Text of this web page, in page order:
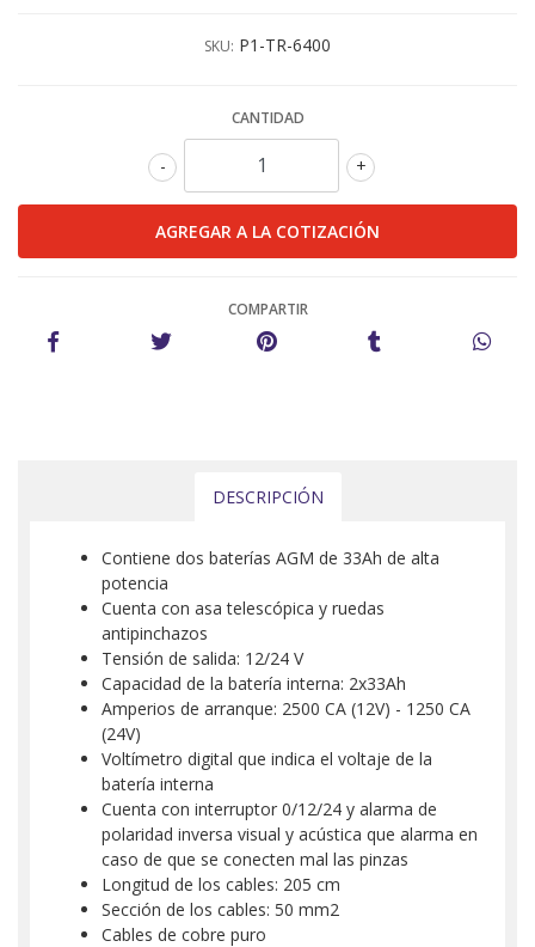
SKU: P1-TR-6400
CANTIDAD
+
-
COMPARTIR
DESCRIPCIÓN
Contiene dos baterías AGM de 33Ah de alta
potencia
Cuenta con asa telescópica y ruedas
antipinchazos
Tensión de salida: 12/24 V
Capacidad de la batería interna: 2x33Ah
Amperios de arranque: 2500 CA (12V) - 1250 CA
(24V)
Voltímetro digital que indica el voltaje de la
batería interna
Cuenta con interruptor 0/12/24 y alarma de
polaridad inversa visual y acústica que alarma en
caso de que se conecten mal las pinzas
Longitud de los cables: 205 cm
Sección de los cables: 50 mm2
Cables de cobre puro